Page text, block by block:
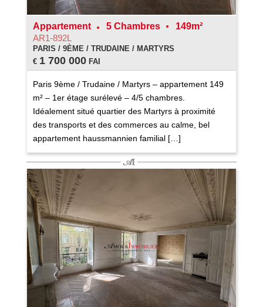
Appartement 5 Chambres
149m²
AR1-892L
PARIS / 9ÈME / TRUDAINE / MARTYRS
€ 1 700 000FAI
Paris 9ème / Trudaine / Martyrs – appartement 149
m² – 1er étage surélevé – 4/5 chambres.
Idéalement situé quartier des Martyrs à proximité
des transports et des commerces au calme, bel
appartement haussmannien familial […]